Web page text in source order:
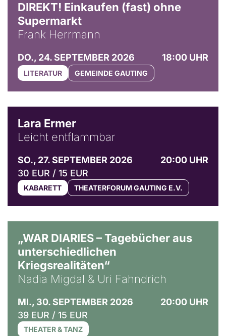
DIREKT! Einkaufen (fast) ohne
Supermarkt
Frank Herrmann
DO., 24. SEPTEMBER 2026 18:00 UHR
LITERATUR GEMEINDE GAUTING
Lara Ermer
Leicht entflammbar
SO., 27. SEPTEMBER 2026
20:00 UHR
30 EUR / 15 EUR
KABARETT THEATERFORUM GAUTING E.V.
„WAR DIARIES – Tagebücher aus
unterschiedlichen
Kriegsrealitäten“
Nadia Migdal & Uri Fahndrich
MI., 30. SEPTEMBER 2026
20:00 UHR
39 EUR / 15 EUR
THEATER & TANZ